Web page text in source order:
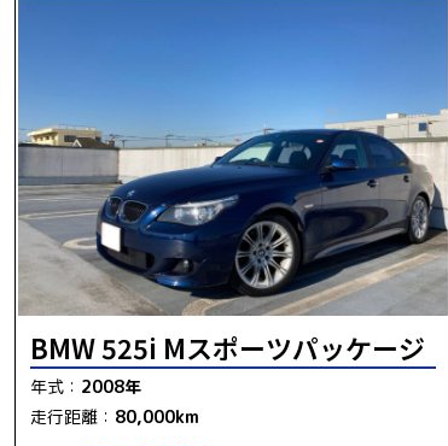
BMW 525i Mスポーツパッケージ
年式： 2008年
走行距離： 80,000km